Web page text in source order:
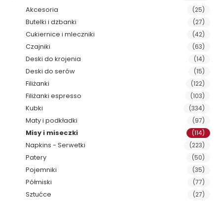
Akcesoria (25)
Butelki i dzbanki (27)
Cukiernice i mleczniki (42)
Czajniki (63)
Deski do krojenia (14)
Deski do serów (15)
Filiżanki (122)
Filiżanki espresso (103)
Kubki (334)
Maty i podkładki (97)
Misy i miseczki (114)
Napkins - Serwetki (223)
Patery (50)
Pojemniki (35)
Półmiski (77)
Sztućce (27)